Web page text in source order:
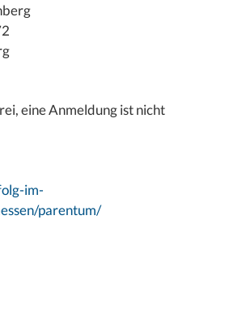
eine Anmeldung ist nicht
im-
parentum/